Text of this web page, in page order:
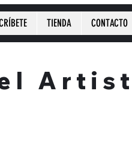
TIENDA CONTACTO